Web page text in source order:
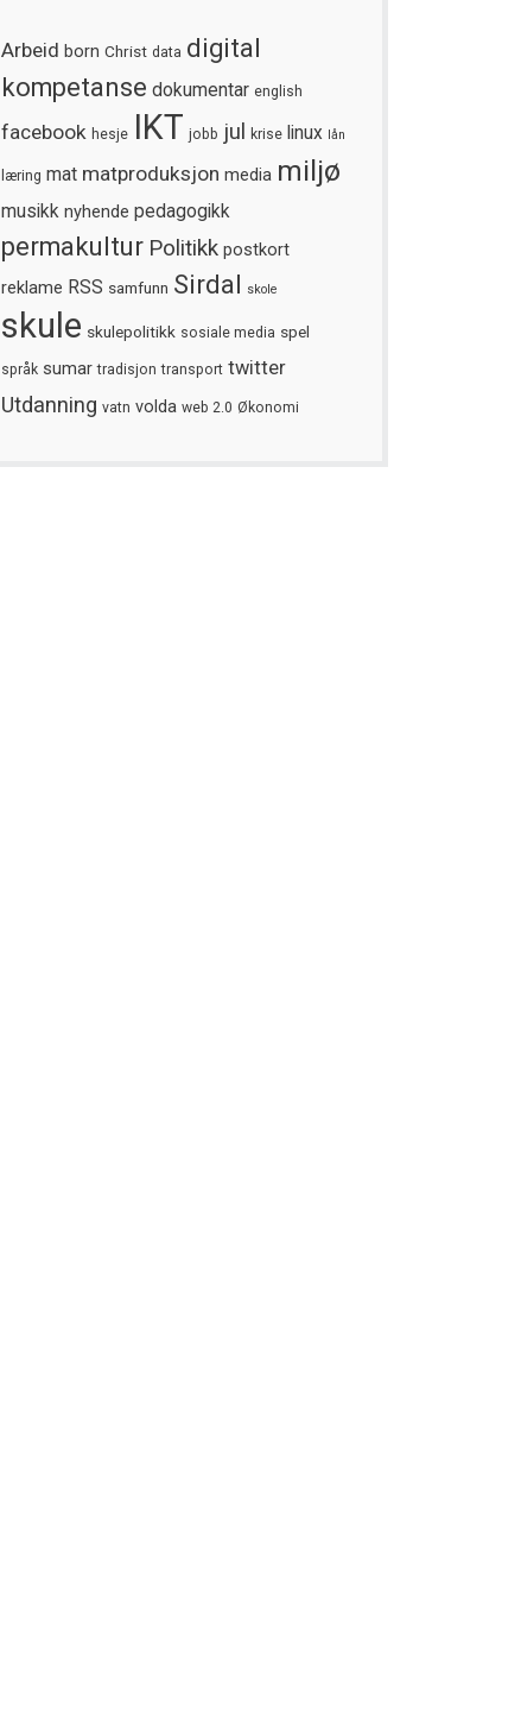
Arbeid born Christ data digital
kompetanse dokumentar english
facebook hesje IKT jobb jul krise linux lån
læring mat matproduksjon media miljø
musikk nyhende pedagogikk
permakultur Politikk postkort
reklame RSS samfunn Sirdal skole
skule skulepolitikk sosiale media spel
språk sumar tradisjon transport twitter
Utdanning vatn volda web 2.0 Økonomi